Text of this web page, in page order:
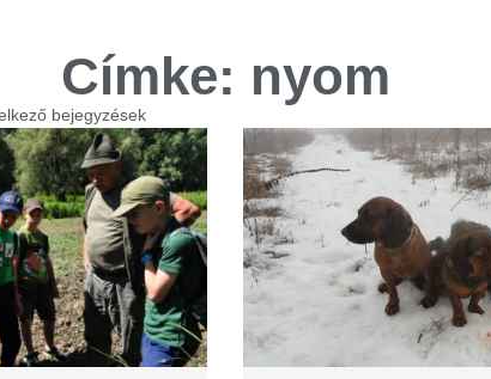
Címke: nyom
bejegyzések